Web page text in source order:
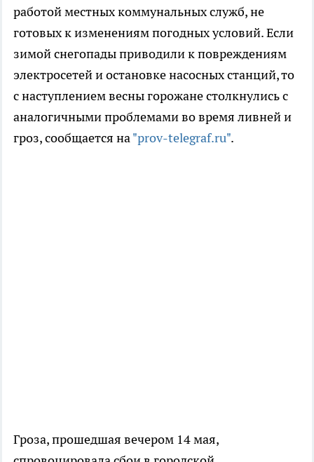
работой местных коммунальных служб, не
готовых к изменениям погодных условий. Если
зимой снегопады приводили к повреждениям
электросетей и остановке насосных станций, то
с наступлением весны горожане столкнулись с
аналогичными проблемами во время ливней и
гроз, сообщается на"prov-telegraf.ru".
Гроза, прошедшая вечером 14 мая,